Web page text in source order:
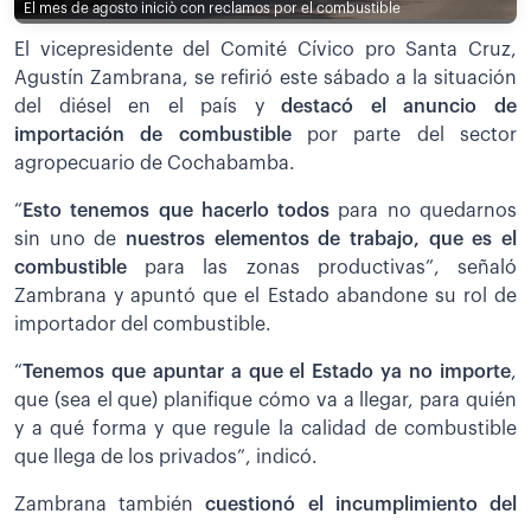
El mes de agosto iniciò con reclamos por el combustible
El vicepresidente del Comité Cívico pro Santa Cruz,
Agustín Zambrana, se refirió este sábado a la situación
del diésel en el país ydestacó el anuncio de
importación de combustible por parte del sector
agropecuario de Cochabamba.
“ Esto tenemos que hacerlo todos para no quedarnos
sin uno de nuestros elementos de trabajo, que es el
combustible para las zonas productivas”, señaló
Zambrana y apuntó que el Estado abandone su rol de
importador del combustible.
“Tenemos que apuntar a que el Estado ya no importe,
que (sea el que) planifique cómo va a llegar, para quién
y a qué forma y que regule la calidad de combustible
que llega de los privados”, indicó.
Zambrana tambiéncuestionó el incumplimiento del